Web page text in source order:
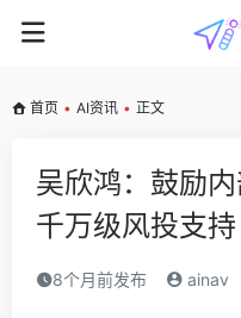
首页 • AI资讯 • 正文
吴欣鸿：鼓励
千万级风投支持
8个月前发布 ainav